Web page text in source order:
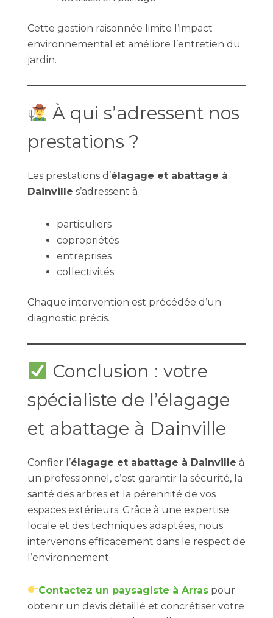
Cette gestion raisonnée limite l’impact
environnemental et améliore l’entretien du
jardin.
À qui s’adressent nos
prestations ?
Les prestations d’élagage et abattage à
Dainville s’adressent à :
particuliers
copropriétés
entreprises
collectivités
Chaque intervention est précédée d’un
diagnostic précis.
Conclusion : votre
spécialiste de l’élagage
et abattage à Dainville
Confier l’élagage et abattage à Dainville à
un professionnel, c’est garantir la sécurité, la
santé des arbres et la pérennité de vos
espaces extérieurs. Grâce à une expertise
locale et des techniques adaptées, nous
intervenons efficacement dans le respect de
l’environnement.
Contactez un paysagiste à Arras pour
obtenir un devis détaillé et concrétiser votre